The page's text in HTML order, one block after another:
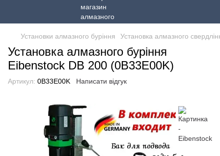
Установки алмазного буріння Установка алмазного
Установка алмазного буріння
Eibenstock DB 200 (0B33E00K)
Артикул: 0B33E00K Написати відгук